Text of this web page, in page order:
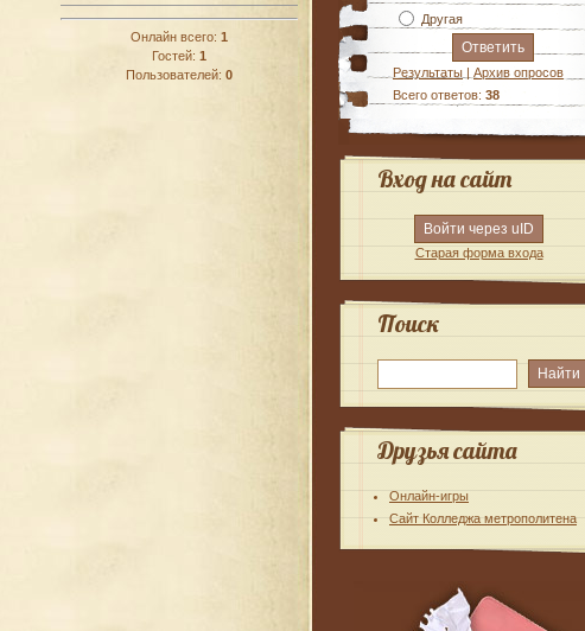
Онлайн всего: 1
Гостей: 1
Пользователей: 0
Другая
Результаты | Архив опросов
Всего ответов: 38
Вход на сайт
Войти через uID
Старая форма входа
Поиск
Друзья сайта
Онлайн-игры
Сайт Колледжа метрополитена